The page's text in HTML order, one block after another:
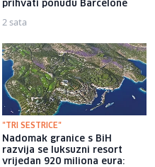
prihvati ponudu Barcelone
2 sata
"TRI SESTRICE"
Nadomak granice s BiH
razvija se luksuzni resort
vrijedan 920 miliona eura: